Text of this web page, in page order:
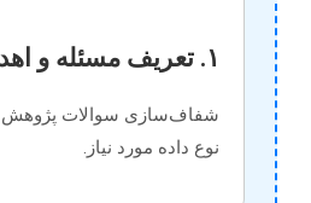
۱. تعریف مسئله و اهداف
شفاف‌سازی سوالات پژوهش
نوع داده مورد نیاز.